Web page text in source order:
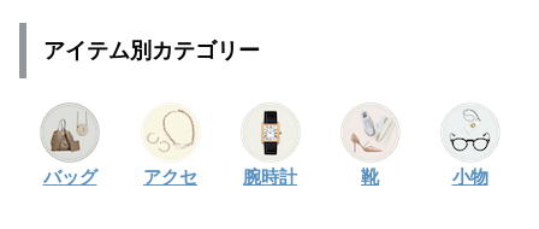
・
広瀬すず
川口春奈
・ 石原さとみ
・広瀬アリス
アイテム別カテゴリー
バッグ アクセ 腕時計 靴 小物